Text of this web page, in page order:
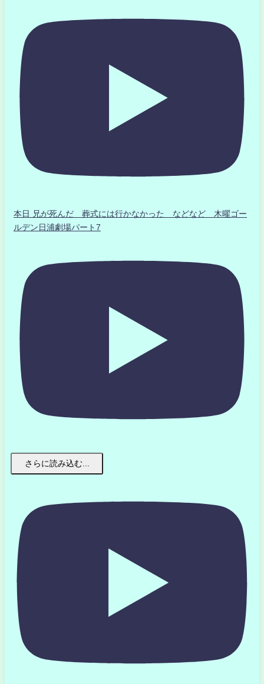
本日 兄が死んだ 葬式には行かなかった などなど 木曜ゴー
ルデン日浦劇場パート7
さらに読み込む...